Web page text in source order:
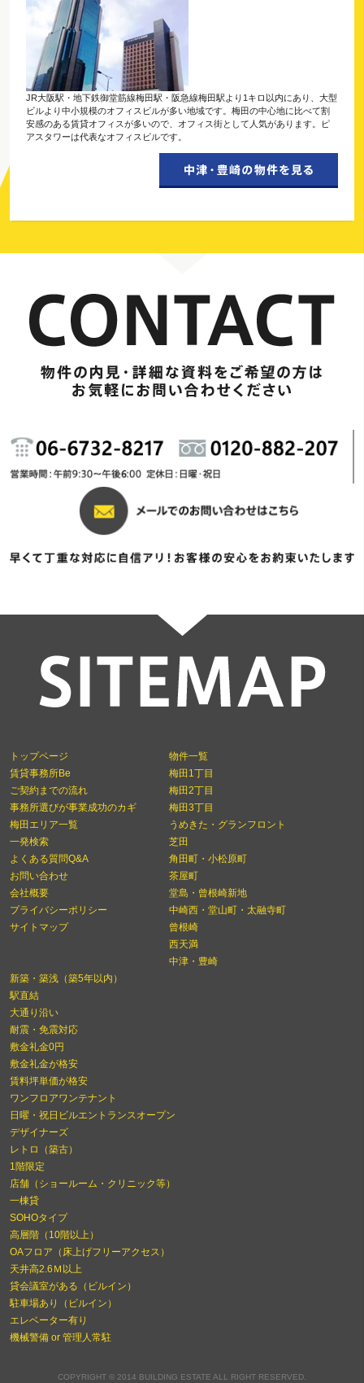
JR大阪駅・地下鉄御堂筋線梅田駅・阪急線梅田駅より1キロ以内にあり、大型
ビルより中小規模のオフィスビルが多い地域です。梅田の中心地に比べて割
安感のある賃貸オフィスが多いので、オフィス街として人気があります。ピ
アスタワーは代表なオフィスビルです。
トップページ
賃貸事務所Be
ご契約までの流れ
事務所選びが事業成功のカギ
梅田エリア一覧
一発検索
よくある質問Q&A
お問い合わせ
会社概要
プライバシーポリシー
サイトマップ
物件一覧
梅田1丁目
梅田2丁目
梅田3丁目
うめきた・グランフロント
芝田
角田町・小松原町
茶屋町
堂島・曾根崎新地
中崎西・堂山町・太融寺町
曾根崎
西天満
中津・豊崎
新築・築浅（築5年以内）
駅直結
大通り沿い
耐震・免震対応
敷金礼金0円
敷金礼金が格安
賃料坪単価が格安
ワンフロアワンテナント
日曜・祝日ビルエントランスオープン
デザイナーズ
レトロ（築古）
1階限定
店舗（ショールーム・クリニック等）
一棟貸
SOHOタイプ
高層階（10階以上）
OAフロア（床上げフリーアクセス）
天井高2.6Ｍ以上
貸会議室がある（ビルイン）
駐車場あり（ビルイン）
エレベーター有り
機械警備 or 管理人常駐
COPYRIGHT © 2014 BUILDING ESTATE ALL RIGHT RESERVED.